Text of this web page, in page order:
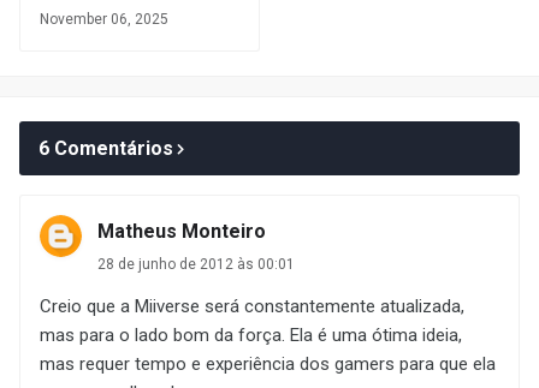
November 06, 2025
6 Comentários
Matheus Monteiro
28 de junho de 2012 às 00:01
Creio que a Miiverse será constantemente atualizada,
mas para o lado bom da força. Ela é uma ótima ideia,
mas requer tempo e experiência dos gamers para que ela